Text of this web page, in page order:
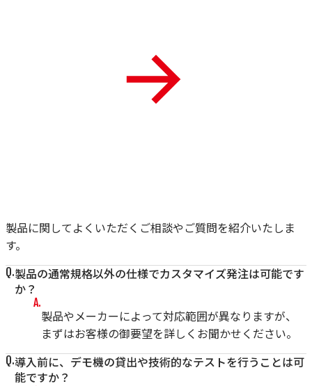
製品に関してよくいただくご相談やご質問を紹介いたしま
す。
製品の通常規格以外の仕様でカスタマイズ発注は可能です
か？
製品やメーカーによって対応範囲が異なりますが、
まずはお客様の御要望を詳しくお聞かせください。
導入前に、デモ機の貸出や技術的なテストを行うことは可
能ですか？